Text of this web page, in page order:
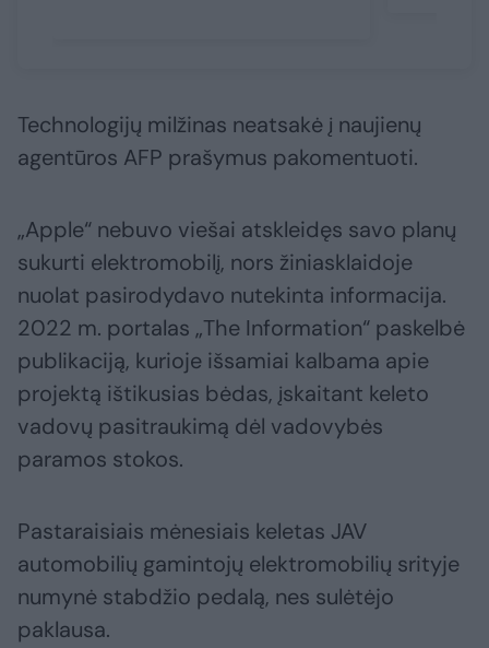
Technologijų milžinas neatsakė į naujienų
agentūros AFP prašymus pakomentuoti.
„Apple“ nebuvo viešai atskleidęs savo planų
sukurti elektromobilį, nors žiniasklaidoje
nuolat pasirodydavo nutekinta informacija.
2022 m. portalas „The Information“ paskelbė
publikaciją, kurioje išsamiai kalbama apie
projektą ištikusias bėdas, įskaitant keleto
vadovų pasitraukimą dėl vadovybės
paramos stokos.
Pastaraisiais mėnesiais keletas JAV
automobilių gamintojų elektromobilių srityje
numynė stabdžio pedalą, nes sulėtėjo
paklausa.